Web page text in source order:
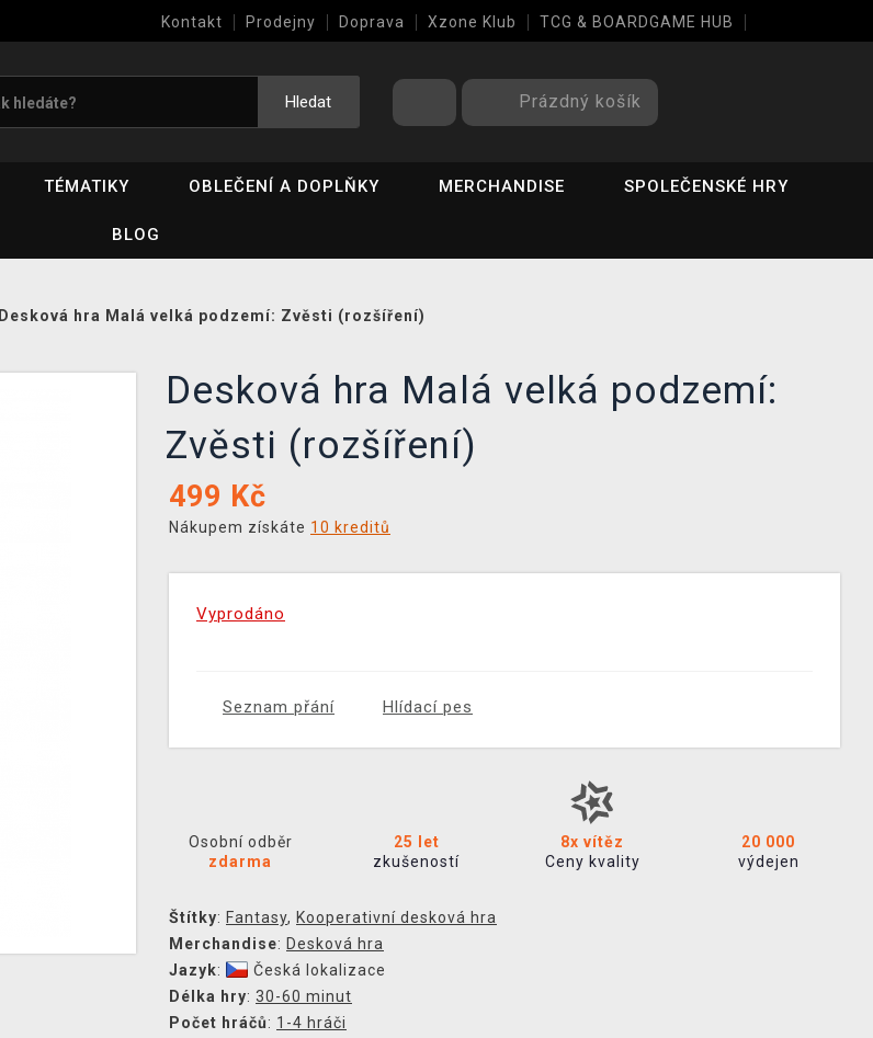
Kontakt Prodejny Doprava Xzone Klub TCG & BOARDGAME HUB
Hledat Prázdný košík
TÉMATIKY OBLEČENÍ A DOPLŇKY MERCHANDISE SPOLEČENSKÉ HRY
BLOG
Desková hra Malá velká podzemí: Zvěsti (rozšíření)
Desková hra Malá velká podzemí:
Zvěsti (rozšíření)
499 Kč
Nákupem získáte 10 kreditů
Vyprodáno
Seznam přání Hlídací pes
Osobní odběr
zdarma
25 let
zkušeností
8x vítěz
Ceny kvality
20 000
výdejen
Štítky: Fantasy, Kooperativní desková hra
Merchandise: Desková hra
Jazyk:
Česká lokalizace
Délka hry: 30-60 minut
Počet hráčů: 1-4 hráči